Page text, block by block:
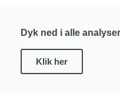
Dyk ned i alle analyser
Klik her